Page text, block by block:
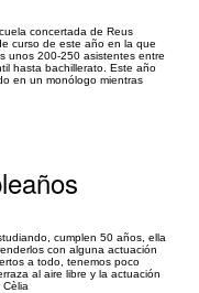
concertada de Reus
curso de este año en la que
unos 200-250 asistentes entre
hasta bachillerato. Este año
en un monólogo mientras
cumplen 50 años, ella
con alguna actuación
a todo, tenemos poco
al aire libre y la actuación